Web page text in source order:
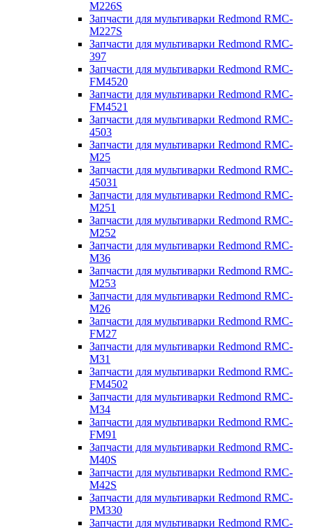
M226S
Запчасти для мультиварки Redmond RMC-
M227S
Запчасти для мультиварки Redmond RMC-
397
Запчасти для мультиварки Redmond RMC-
FM4520
Запчасти для мультиварки Redmond RMC-
FM4521
Запчасти для мультиварки Redmond RMC-
4503
Запчасти для мультиварки Redmond RMC-
M25
Запчасти для мультиварки Redmond RMC-
45031
Запчасти для мультиварки Redmond RMC-
M251
Запчасти для мультиварки Redmond RMC-
M252
Запчасти для мультиварки Redmond RMC-
M36
Запчасти для мультиварки Redmond RMC-
M253
Запчасти для мультиварки Redmond RMC-
M26
Запчасти для мультиварки Redmond RMC-
FM27
Запчасти для мультиварки Redmond RMC-
M31
Запчасти для мультиварки Redmond RMC-
FM4502
Запчасти для мультиварки Redmond RMC-
M34
Запчасти для мультиварки Redmond RMC-
FM91
Запчасти для мультиварки Redmond RMC-
M40S
Запчасти для мультиварки Redmond RMC-
M42S
Запчасти для мультиварки Redmond RMC-
PM330
Запчасти для мультиварки Redmond RMC-